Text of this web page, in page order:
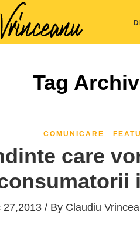
Tag
COMUNICARE
care
27,2013 / By Claudiu